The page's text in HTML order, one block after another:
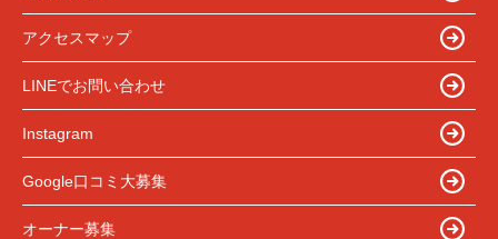
アクセスマップ
LINEでお問い合わせ
Instagram
Google口コミ大募集
オーナー募集